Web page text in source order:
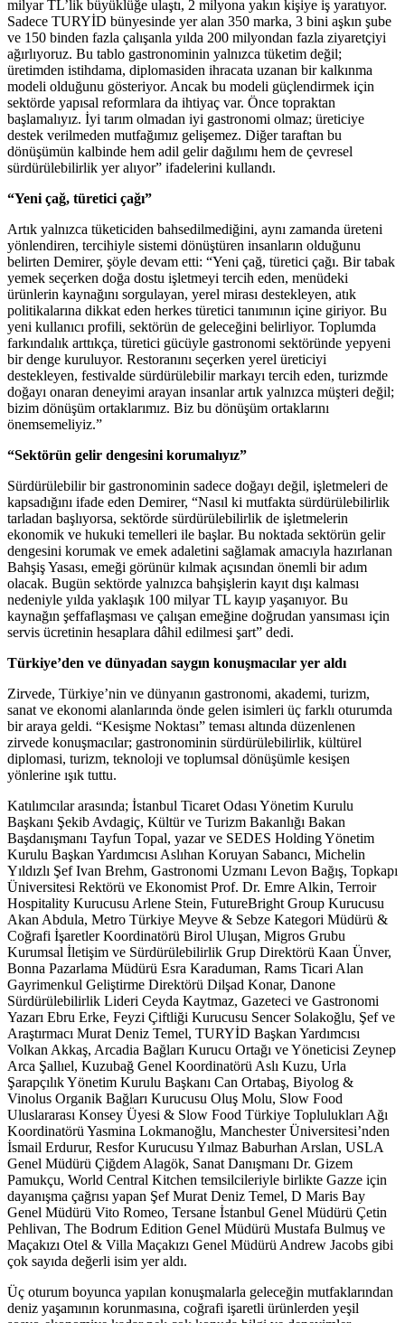
milyar TL’lik büyüklüğe ulaştı, 2 milyona yakın kişiye iş yaratıyor.
Sadece TURYİD bünyesinde yer alan 350 marka, 3 bini aşkın şube
ve 150 binden fazla çalışanla yılda 200 milyondan fazla ziyaretçiyi
ağırlıyoruz. Bu tablo gastronominin yalnızca tüketim değil;
üretimden istihdama, diplomasiden ihracata uzanan bir kalkınma
modeli olduğunu gösteriyor. Ancak bu modeli güçlendirmek için
sektörde yapısal reformlara da ihtiyaç var. Önce topraktan
başlamalıyız. İyi tarım olmadan iyi gastronomi olmaz; üreticiye
destek verilmeden mutfağımız gelişemez. Diğer taraftan bu
dönüşümün kalbinde hem adil gelir dağılımı hem de çevresel
sürdürülebilirlik yer alıyor” ifadelerini kullandı.
“Yeni çağ, türetici çağı”
Artık yalnızca tüketiciden bahsedilmediğini, aynı zamanda üreteni
yönlendiren, tercihiyle sistemi dönüştüren insanların olduğunu
belirten Demirer, şöyle devam etti: “Yeni çağ, türetici çağı. Bir tabak
yemek seçerken doğa dostu işletmeyi tercih eden, menüdeki
ürünlerin kaynağını sorgulayan, yerel mirası destekleyen, atık
politikalarına dikkat eden herkes türetici tanımının içine giriyor. Bu
yeni kullanıcı profili, sektörün de geleceğini belirliyor. Toplumda
farkındalık arttıkça, türetici gücüyle gastronomi sektöründe yepyeni
bir denge kuruluyor. Restoranını seçerken yerel üreticiyi
destekleyen, festivalde sürdürülebilir markayı tercih eden, turizmde
doğayı onaran deneyimi arayan insanlar artık yalnızca müşteri değil;
bizim dönüşüm ortaklarımız. Biz bu dönüşüm ortaklarını
önemsemeliyiz.”
“Sektörün gelir dengesini korumalıyız”
Sürdürülebilir bir gastronominin sadece doğayı değil, işletmeleri de
kapsadığını ifade eden Demirer, “Nasıl ki mutfakta sürdürülebilirlik
tarladan başlıyorsa, sektörde sürdürülebilirlik de işletmelerin
ekonomik ve hukuki temelleri ile başlar. Bu noktada sektörün gelir
dengesini korumak ve emek adaletini sağlamak amacıyla hazırlanan
Bahşiş Yasası, emeği görünür kılmak açısından önemli bir adım
olacak. Bugün sektörde yalnızca bahşişlerin kayıt dışı kalması
nedeniyle yılda yaklaşık 100 milyar TL kayıp yaşanıyor. Bu
kaynağın şeffaflaşması ve çalışan emeğine doğrudan yansıması için
servis ücretinin hesaplara dâhil edilmesi şart” dedi.
Türkiye’den ve dünyadan saygın konuşmacılar yer aldı
Zirvede, Türkiye’nin ve dünyanın gastronomi, akademi, turizm,
sanat ve ekonomi alanlarında önde gelen isimleri üç farklı oturumda
bir araya geldi. “Kesişme Noktası” teması altında düzenlenen
zirvede konuşmacılar; gastronominin sürdürülebilirlik, kültürel
diplomasi, turizm, teknoloji ve toplumsal dönüşümle kesişen
yönlerine ışık tuttu.
Katılımcılar arasında; İstanbul Ticaret Odası Yönetim Kurulu
Başkanı Şekib Avdagiç, Kültür ve Turizm Bakanlığı Bakan
Başdanışmanı Tayfun Topal, yazar ve SEDES Holding Yönetim
Kurulu Başkan Yardımcısı Aslıhan Koruyan Sabancı, Michelin
Yıldızlı Şef Ivan Brehm, Gastronomi Uzmanı Levon Bağış, Topkapı
Üniversitesi Rektörü ve Ekonomist Prof. Dr. Emre Alkin, Terroir
Hospitality Kurucusu Arlene Stein, FutureBright Group Kurucusu
Akan Abdula, Metro Türkiye Meyve & Sebze Kategori Müdürü &
Coğrafi İşaretler Koordinatörü Birol Uluşan, Migros Grubu
Kurumsal İletişim ve Sürdürülebilirlik Grup Direktörü Kaan Ünver,
Bonna Pazarlama Müdürü Esra Karaduman, Rams Ticari Alan
Gayrimenkul Geliştirme Direktörü Dilşad Konar, Danone
Sürdürülebilirlik Lideri Ceyda Kaytmaz, Gazeteci ve Gastronomi
Yazarı Ebru Erke, Feyzi Çiftliği Kurucusu Sencer Solakoğlu, Şef ve
Araştırmacı Murat Deniz Temel, TURYİD Başkan Yardımcısı
Volkan Akkaş, Arcadia Bağları Kurucu Ortağı ve Yöneticisi Zeynep
Arca Şallıel, Kuzubağ Genel Koordinatörü Aslı Kuzu, Urla
Şarapçılık Yönetim Kurulu Başkanı Can Ortabaş, Biyolog &
Vinolus Organik Bağları Kurucusu Oluş Molu, Slow Food
Uluslararası Konsey Üyesi & Slow Food Türkiye Toplulukları Ağı
Koordinatörü Yasmina Lokmanoğlu, Manchester Üniversitesi’nden
İsmail Erdurur, Resfor Kurucusu Yılmaz Baburhan Arslan, USLA
Genel Müdürü Çiğdem Alagök, Sanat Danışmanı Dr. Gizem
Pamukçu, World Central Kitchen temsilcileriyle birlikte Gazze için
dayanışma çağrısı yapan Şef Murat Deniz Temel, D Maris Bay
Genel Müdürü Vito Romeo, Tersane İstanbul Genel Müdürü Çetin
Pehlivan, The Bodrum Edition Genel Müdürü Mustafa Bulmuş ve
Maçakızı Otel & Villa Maçakızı Genel Müdürü Andrew Jacobs gibi
çok sayıda değerli isim yer aldı.
Üç oturum boyunca yapılan konuşmalarla geleceğin mutfaklarından
deniz yaşamının korunmasına, coğrafi işaretli ürünlerden yeşil